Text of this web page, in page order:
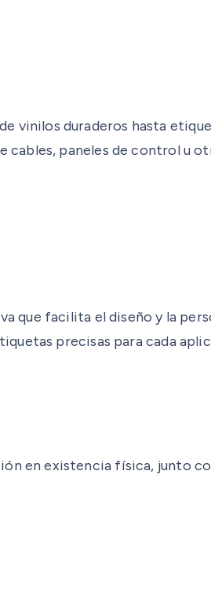
vinilos duraderos hasta
paneles de control u
que facilita el diseño y la
precisas para cada
en existencia física, junto